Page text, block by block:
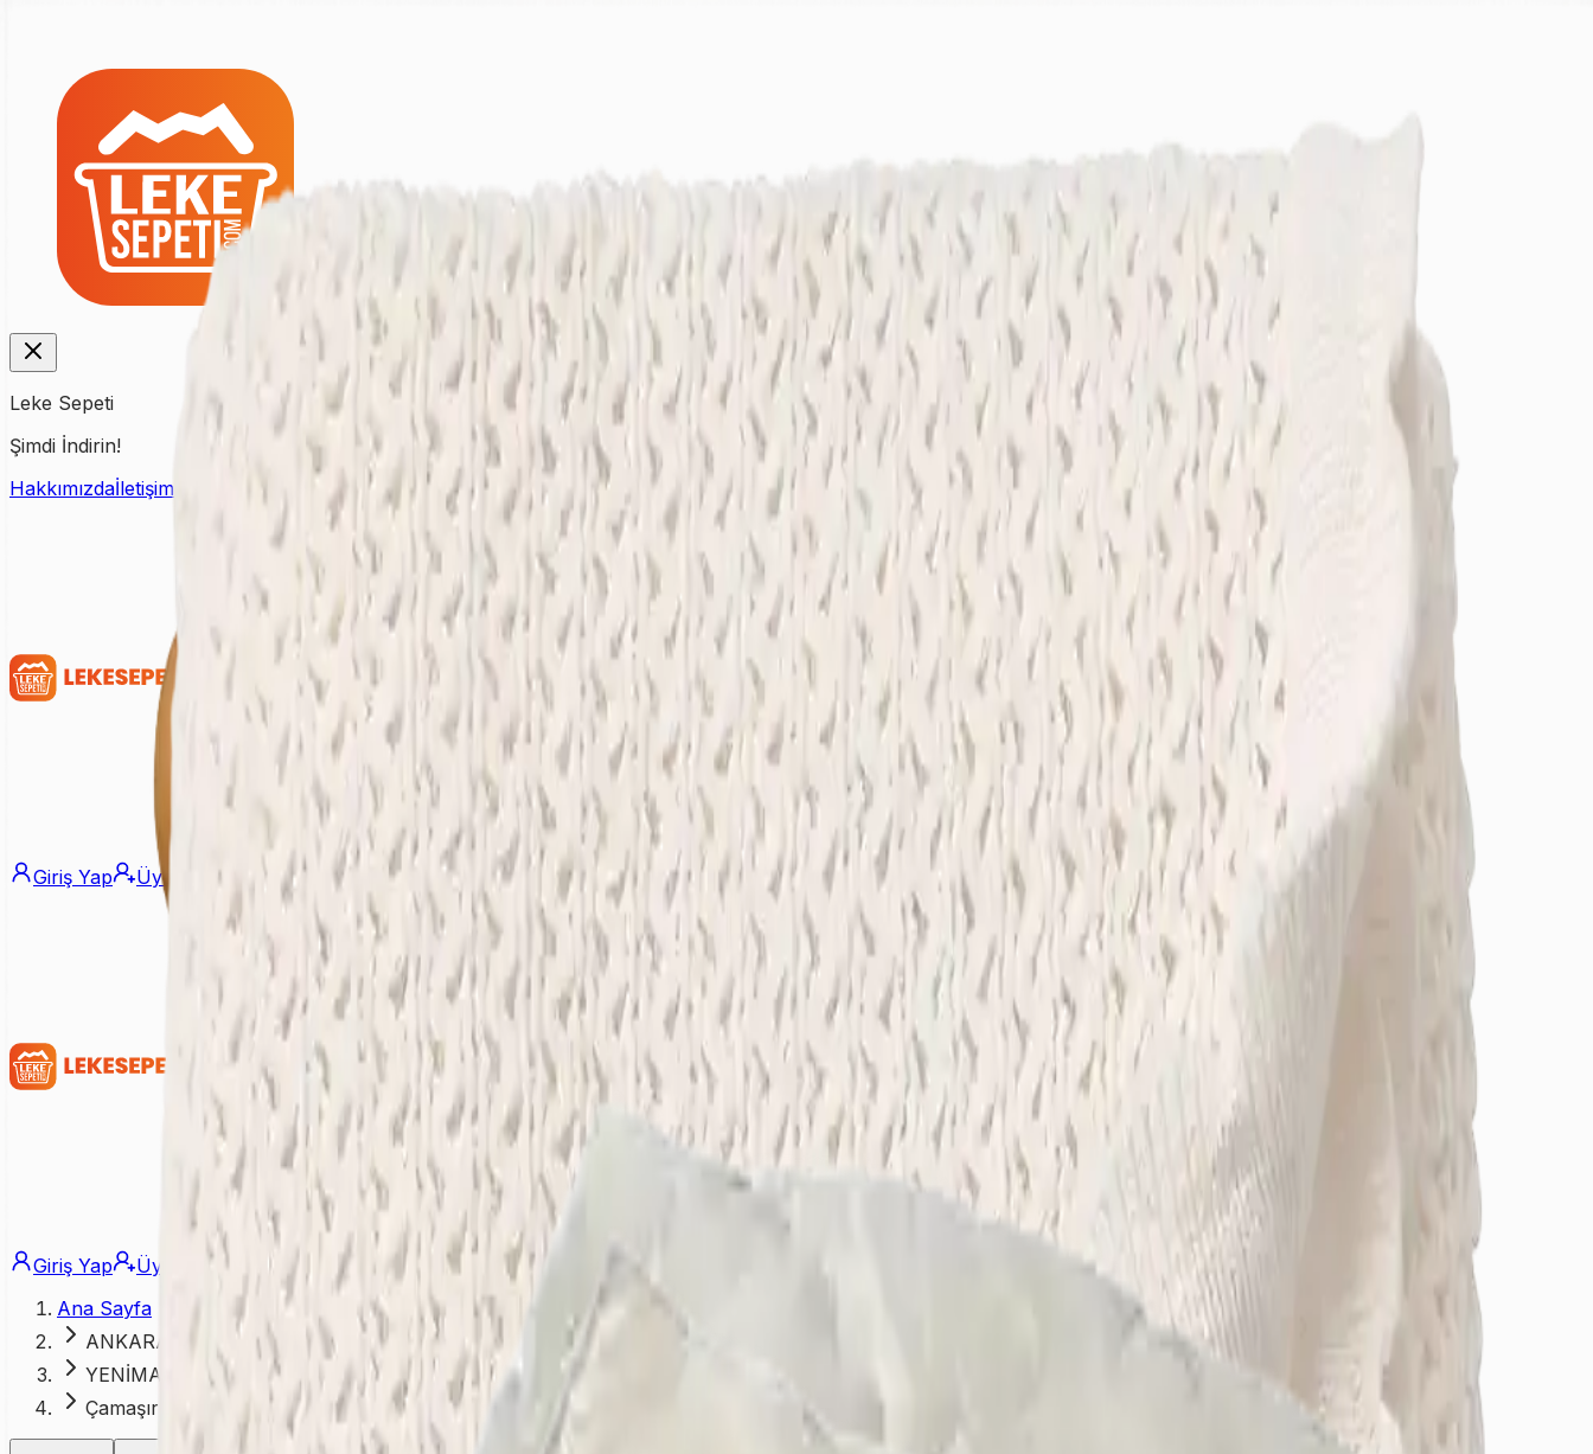
Leke Sepeti
Şimdi İndirin!
Hakkımızdaİletişim Kampanyalar Yardım & Destek Bayimiz Ol Canlı Destek: +90 (850) 888 90 50
Giriş Yap Üye Ol
Giriş Yap
Üye Ol
Ana Sayfa
ANKARA
YENİMAHALLE
Çamaşırhane